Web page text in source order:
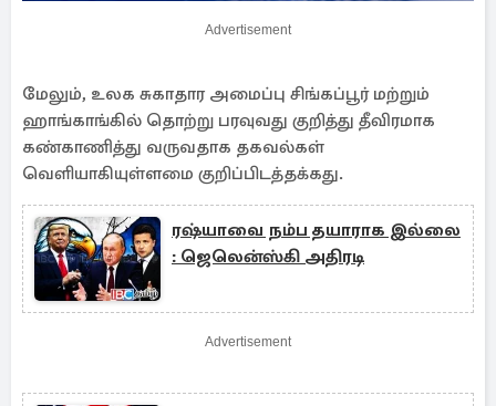
Advertisement
மேலும், உலக சுகாதார அமைப்பு சிங்கப்பூர் மற்றும்
ஹாங்காங்கில் தொற்று பரவுவது குறித்து தீவிரமாக
கண்காணித்து வருவதாக தகவல்கள்
வெளியாகியுள்ளமை குறிப்பிடத்தக்கது.
ரஷ்யாவை நம்ப தயாராக இல்லை
: ஜெலென்ஸ்கி அதிரடி
Advertisement